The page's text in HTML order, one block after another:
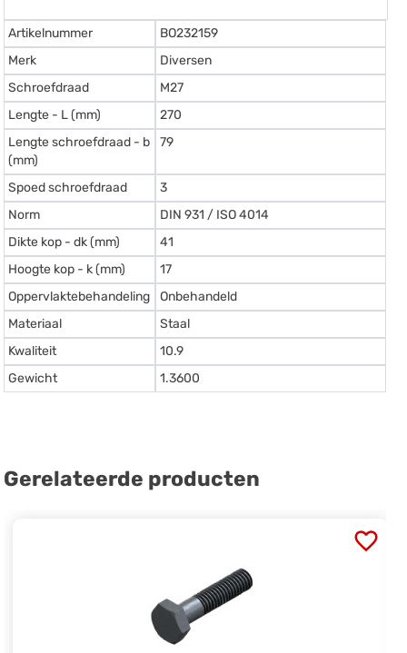
Artikelnummer
BO232159
Merk
Diversen
Schroefdraad
M27
Lengte - L (mm)
270
Lengte schroefdraad - b
(mm)
79
Spoed schroefdraad
3
Norm
DIN 931 / ISO 4014
Dikte kop - dk (mm)
41
Hoogte kop - k (mm)
17
Oppervlaktebehandeling
Onbehandeld
Materiaal
Staal
Kwaliteit
10.9
Gewicht
1.3600
Gerelateerde producten